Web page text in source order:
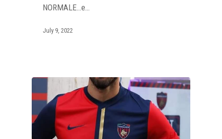
NORMALE…e…
July 9, 2022